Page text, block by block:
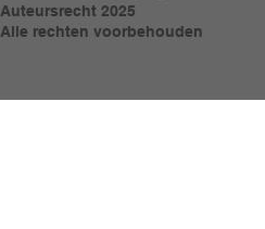
Auteursrecht 2025
Alle rechten voorbehouden